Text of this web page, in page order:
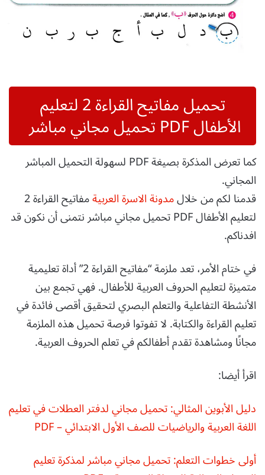
تحميل مفاتيح القراءة 2 لتعليم
الأطفال PDF تحميل مجاني مباشر
كما تعرض المذكرة بصيغة PDF لسهولة التحميل المباشر
المجاني.
قدمنا لكم من خلالمدونة الاسرة العربية
مفاتيح القراءة 2
لتعليم الأطفال PDF تحميل مجاني مباشر نتمنى أن نكون قد
افدناكم.
في ختام الأمر، تعد ملزمة “مفاتيح القراءة 2” أداة تعليمية
متميزة لتعليم الحروف العربية للأطفال. فهي تجمع بين
الأنشطة التفاعلية والتعلم البصري لتحقيق أقصى فائدة في
تعليم القراءة والكتابة. لا تفوتوا فرصة تحميل هذه الملزمة
مجانًا ومشاهدة تقدم أطفالكم في تعلم الحروف العربية.
اقرأ أيضا:
دليل الأبوين المثالي: تحميل مجاني لدفتر العطلات في تعليم
اللغة العربية والرياضيات للصف الأول الابتدائي – PDF
أولى خطوات التعلم: تحميل مجاني مباشر لمذكرة تعليم